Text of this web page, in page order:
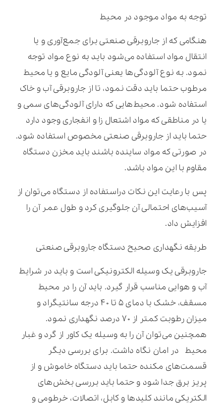
توجه به مواد موجود در محیط
هنگامی که از جاروبرقی صنعتی برای جمع‌آوری و یا
انتقال مواد استفاده می‌شود باید به نوع مواد توجه
نمود. به نوع آلودگی‌ها یعنی آلودگی مایع و یا محیط
مرطوب حتما باید دقت نمود، تا از جاروبرقی آب و خاک
استفاده شود. محیط‌هایی که دارای آلودگی‌های سمی و
یا در مناطقی که مواد اشتعال زا و انفجاری وجود دارد
حتما باید از جاروبرقی صنعتی مخصوص استفاده شود.
در صورتی که مواد ساینده باشند باید مخزن دستگاه
مقاوم با این مواد باشد.
پس با رعایت این نکات دراستفاده از دستگاه می‌توان از
آسیب‌های احتمالی آن جلوگیری کرد و طول عمر آن را
افزایش داد.
طریقه نگهداری صحیح دستگاه جاروبرقی صنعتی
جاروبرقی یک وسیله الکترونیکی است و باید در شرایط
آب و هوایی مناسب قرار گیرد. باید آن را در محیط
مسقف، خشک با دمای ۵ تا ۴۰ درجه سانتیگراد و
میزان رطوبت کمتر از ۷۰ درصد نگهداری نمود.
همچنین می‌توان آن را به وسیله یک کاور از گرد و غبار
محیط در امان نگاه داشت. برای بررسی دیگر
قسمت‌های مکنده حتما باید دستگاه خاموش و از
پریز برق جدا شود و حتما باید بررسی بخش‌های
الکتریکی مانند کلیدها و کابل، اتصالات، خرطومی و